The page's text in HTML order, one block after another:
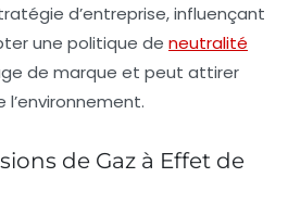
d’entreprise, influençant
une politique de neutralité
de marque et peut attirer
de Gaz à Effet de